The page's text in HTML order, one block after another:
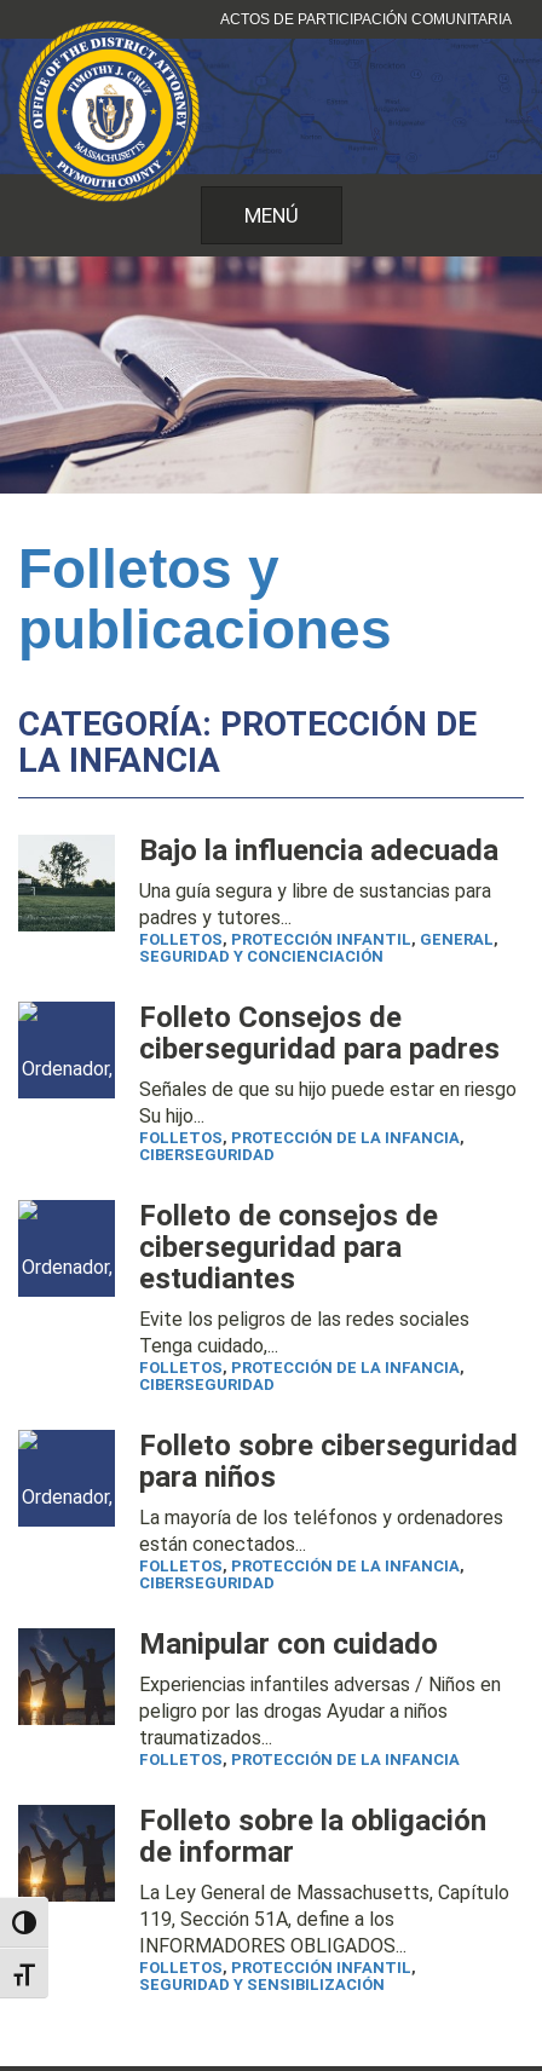
TOGGLE HIGH CONTRAST
TOGGLE FONT SIZE
al
contenido
ACTOS DE PARTICIPACIÓN COMUNITARIA
MENÚ
Folletos y
publicaciones
CATEGORÍA: PROTECCIÓN DE
LA INFANCIA
Bajo la influencia adecuada
Una guía segura y libre de sustancias para
padres y tutores...
FOLLETOS, PROTECCIÓN INFANTIL, GENERAL,
SEGURIDAD Y CONCIENCIACIÓN
Folleto Consejos de
ciberseguridad para padres
Señales de que su hijo puede estar en riesgo
Su hijo...
FOLLETOS, PROTECCIÓN DE LA INFANCIA,
CIBERSEGURIDAD
Folleto de consejos de
ciberseguridad para
estudiantes
Evite los peligros de las redes sociales
Tenga cuidado,...
FOLLETOS, PROTECCIÓN DE LA INFANCIA,
CIBERSEGURIDAD
Folleto sobre ciberseguridad
para niños
La mayoría de los teléfonos y ordenadores
están conectados...
FOLLETOS, PROTECCIÓN DE LA INFANCIA,
CIBERSEGURIDAD
Manipular con cuidado
Experiencias infantiles adversas / Niños en
peligro por las drogas Ayudar a niños
traumatizados...
FOLLETOS, PROTECCIÓN DE LA INFANCIA
Folleto sobre la obligación
de informar
La Ley General de Massachusetts, Capítulo
119, Sección 51A, define a los
INFORMADORES OBLIGADOS...
FOLLETOS, PROTECCIÓN INFANTIL,
SEGURIDAD Y SENSIBILIZACIÓN